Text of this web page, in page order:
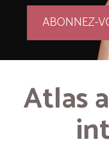
ABONNEZ-
Atlas